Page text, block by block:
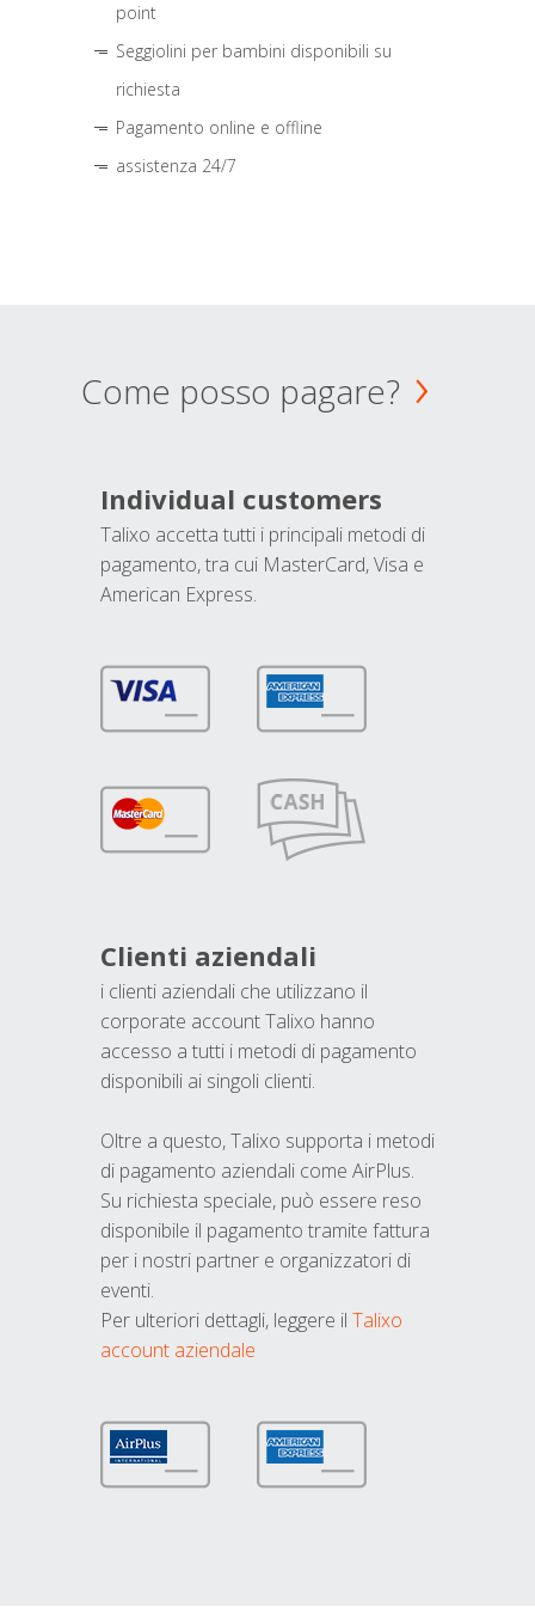
point
Seggiolini per bambini disponibili su
richiesta
Pagamento online e offline
assistenza 24/7
Come posso pagare?
Individual customers
Talixo accetta tutti i principali metodi di
pagamento, tra cui MasterCard, Visa e
American Express.
Clienti aziendali
i clienti aziendali che utilizzano il
corporate account Talixo hanno
accesso a tutti i metodi di pagamento
disponibili ai singoli clienti.
Oltre a questo, Talixo supporta i metodi
di pagamento aziendali come AirPlus.
Su richiesta speciale, può essere reso
disponibile il pagamento tramite fattura
per i nostri partner e organizzatori di
eventi.
Per ulteriori dettagli, leggere il Talixo
account aziendale